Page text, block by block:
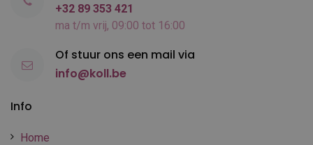
Info
Home
+32 89 353 421
ma t/m vrij, 09:00 tot 16:00
Of stuur ons een mail via
info@koll.be